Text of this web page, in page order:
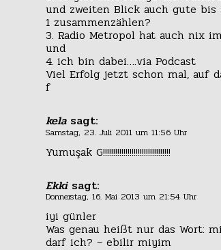
und zweiten Blick auch gute
1 zusammenzählen?
3. Radio Metropol hat auch nix
und
4. ich bin dabei….via Podcast
Viel Erfolg jetzt schon mal, auf
f
kela sagt:
Samstag, 23. Juli 2011 um 11:56 Uhr
Yumuşak G!!!!!!!!!!!!!!!!!!!!!!!!!!!!!!!!!
Ekki sagt:
Donnerstag, 16. Mai 2013 um 21:54 Uhr
iyi günler
Was genau heißt nur das Wort:
darf ich? – ebilir miyim